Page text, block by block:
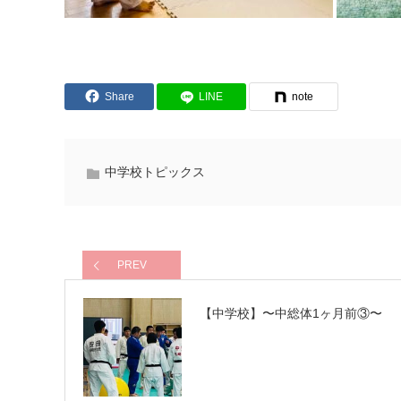
Share LINE note
中学校トピックス
PREV
【中学校】〜中総体1ヶ月前③〜